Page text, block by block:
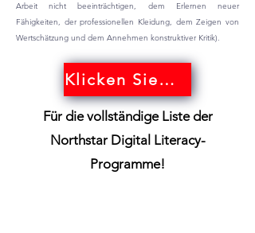
Arbeit nicht beeinträchtigen, dem Erlernen neuer
Fähigkeiten, der professionellen Kleidung, dem Zeigen von
Wertschätzung und dem Annehmen konstruktiver Kritik).
Klicken Sie hier!
Für die vollständige Liste der
Northstar Digital Literacy-
Programme!